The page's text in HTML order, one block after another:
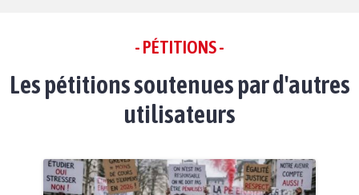
- PÉTITIONS -
Les pétitions soutenues par d'autres
utilisateurs